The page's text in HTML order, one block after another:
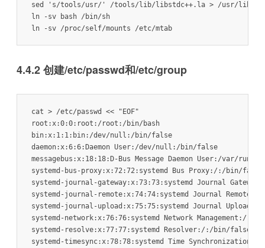
sed 's/tools/usr/' /tools/lib/libstdc++.la > /usr/lib/
ln -sv bash /bin/sh
4.4.2 创建/etc/passwd和/etc/group
cat > /etc/passwd << "EOF"
root:x:0:0:root:/root:/bin/bash
bin:x:1:1:bin:/dev/null:/bin/false
daemon:x:6:6:Daemon User:/dev/null:/bin/false
messagebus:x:18:18:D-Bus Message Daemon User:/var/run/
systemd-bus-proxy:x:72:72:systemd Bus Proxy:/:/bin/false
systemd-journal-gateway:x:73:73:systemd Journal
systemd-journal-remote:x:74:74:systemd Journal
systemd-journal-upload:x:75:75:systemd Journal
systemd-network:x:76:76:systemd Network Management:/:/
systemd-resolve:x:77:77:systemd Resolver:/:/bin/false
systemd-timesync:x:78:78:systemd Time